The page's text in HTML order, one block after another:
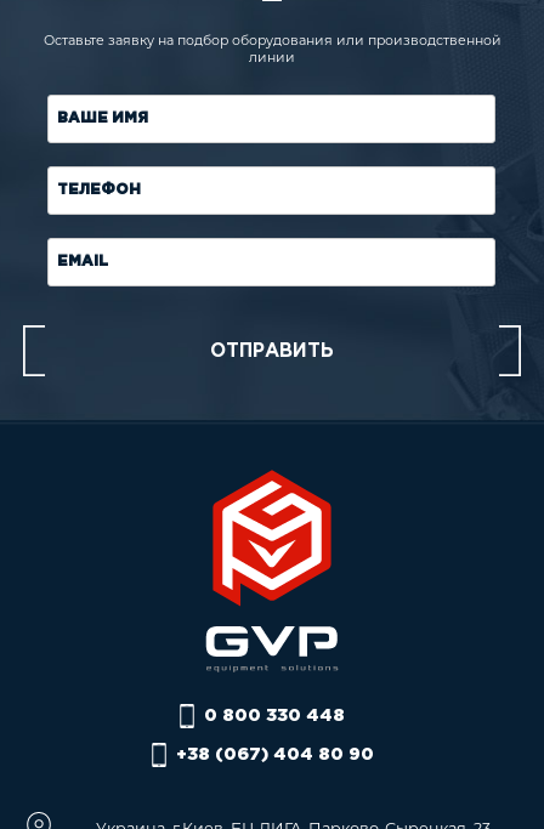
Оставьте заявку на подбор оборудования или производственной
линии
ВАШЕ ИМЯ
ТЕЛЕФОН
EMAIL
0 800 330 448
+38 (067) 404 80 90